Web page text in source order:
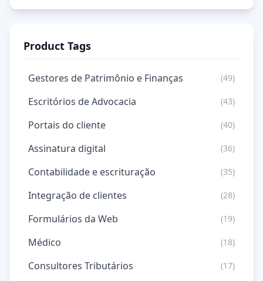
Product Tags
Gestores de Patrimônio e Finanças (49)
Escritórios de Advocacia (43)
Portais do cliente (40)
Assinatura digital (36)
Contabilidade e escrituração (35)
Integração de clientes (28)
Formulários da Web (19)
Médico (18)
Consultores Tributários (17)